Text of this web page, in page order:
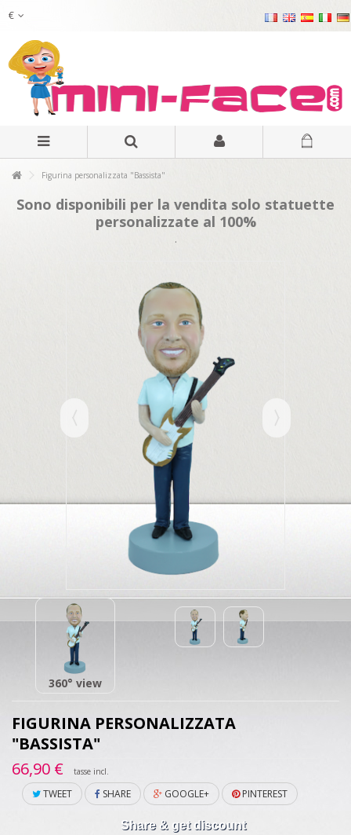
€
Figurina personalizzata "Bassista"
Sono disponibili per la vendita solo statuette
personalizzate al 100%
.
360° view
FIGURINA PERSONALIZZATA
"BASSISTA"
66,90 €
tasse incl.
TWEET SHARE GOOGLE+ PINTEREST
Share & get discount